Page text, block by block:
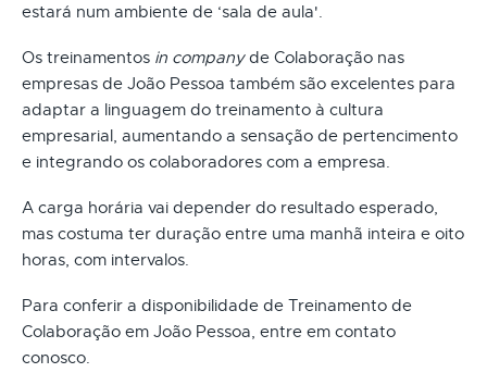
estará num ambiente de ‘sala de aula'.
Os treinamentos in companyde Colaboração nas
empresas de João Pessoa também são excelentes para
adaptar a linguagem do treinamento à cultura
empresarial, aumentando a sensação de pertencimento
e integrando os colaboradores com a empresa.
A carga horária vai depender do resultado esperado,
mas costuma ter duração entre uma manhã inteira e oito
horas, com intervalos.
Para conferir a disponibilidade de Treinamento de
Colaboração em João Pessoa, entre em contato
conosco.